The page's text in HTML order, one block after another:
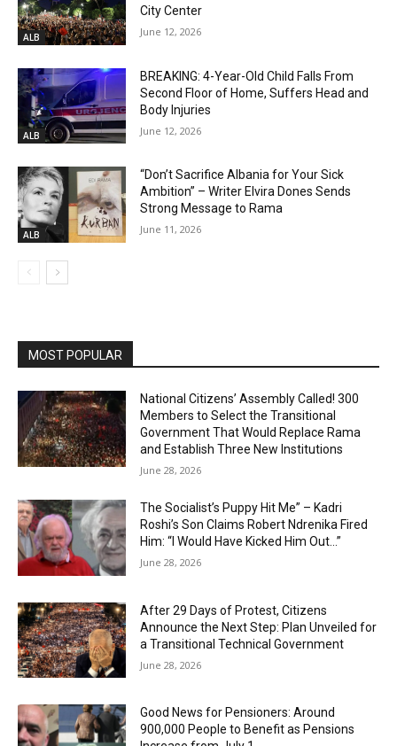
ALB
City Center
June 12, 2026
ALB
BREAKING: 4-Year-Old Child Falls From
Second Floor of Home, Suffers Head and
Body Injuries
June 12, 2026
ALB
“Don’t Sacrifice Albania for Your Sick
Ambition” – Writer Elvira Dones Sends
Strong Message to Rama
June 11, 2026
MOST POPULAR
National Citizens’ Assembly Called! 300
Members to Select the Transitional
Government That Would Replace Rama
and Establish Three New Institutions
June 28, 2026
The Socialist’s Puppy Hit Me” – Kadri
Roshi’s Son Claims Robert Ndrenika Fired
Him: “I Would Have Kicked Him Out…”
June 28, 2026
After 29 Days of Protest, Citizens
Announce the Next Step: Plan Unveiled for
a Transitional Technical Government
June 28, 2026
Good News for Pensioners: Around
900,000 People to Benefit as Pensions